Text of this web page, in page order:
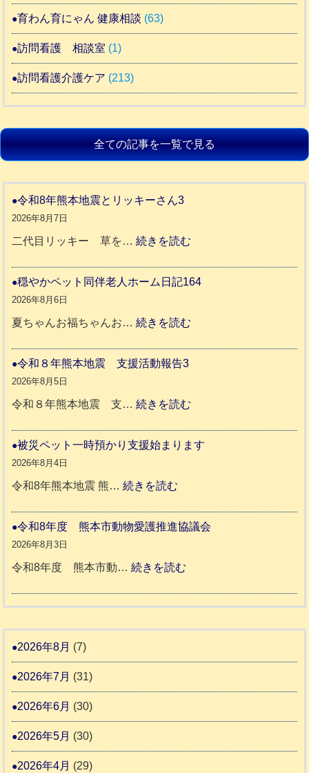
育わん育にゃん 健康相談 (63)
訪問看護 相談室 (1)
訪問看護介護ケア (213)
全ての記事を一覧で見る
令和8年熊本地震とリッキーさん3
2026年8月7日
二代目リッキー 草を…続きを読む
和
リ
ッ
さ
ん
穏やかペット同伴老人ホーム日記164
2026年8月6日
夏ちゃんお福ちゃんお…続きを読む
ト
人
ホ
日
1
令和８年熊本地震 支援活動報告3
2026年8月5日
令和８年熊本地震 支…続きを読む
和
本
支
告
被災ペット一時預かり支援始まります
2026年8月4日
令和8年熊本地震 熊…続きを読む
災
ッ
か
令和8年度 熊本市動物愛護推進協議会
2026年8月3日
令和8年度 熊本市動…続きを読む
和
度
本
2026年8月 (7)
2026年7月 (31)
2026年6月 (30)
2026年5月 (30)
2026年4月 (29)